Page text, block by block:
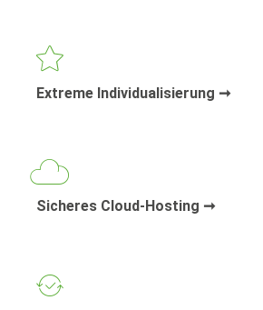
Extreme Individualisierung ➞
Sicheres Cloud-Hosting ➞